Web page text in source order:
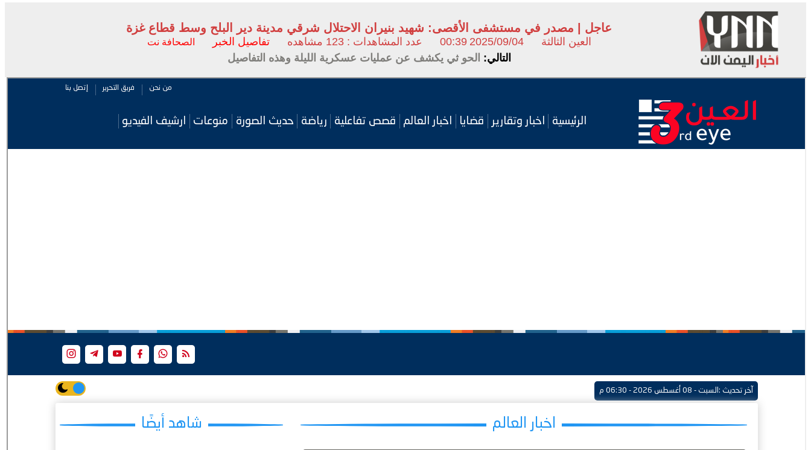
عاجل | مصدر في مستشفى الأقصى: شهيد بنيران الاحتلال شرقي مدينة دير البلح وسط قطاع غزة
العين الثالثة 2025/09/04
00:39 عدد المشاهدات : 123 مشاهده تفاصيل الخبر الصحافة نت
التالي: الحو ثي يكشف عن عمليات عسكرية الليلة وهذه التفاصيل